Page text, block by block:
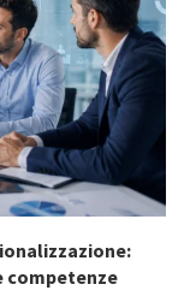
competenze